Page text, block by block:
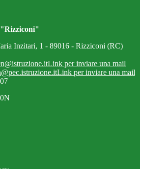
Inzitari, 1 - 89016 - Rizziconi (RC)
Link per inviare una mail
Link per inviare una mail